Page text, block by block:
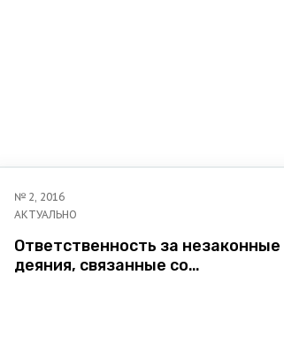
№ 2, 2016
АКТУАЛЬНО
Ответственность за незаконные
деяния, связанные со